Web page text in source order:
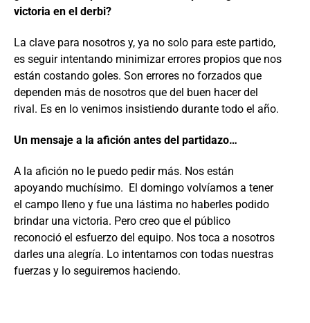
victoria en el derbi?
La clave para nosotros y, ya no solo para este partido,
es seguir intentando minimizar errores propios que nos
están costando goles. Son errores no forzados que
dependen más de nosotros que del buen hacer del
rival. Es en lo venimos insistiendo durante todo el año.
Un mensaje a la afición antes del partidazo…
A la afición no le puedo pedir más. Nos están
apoyando muchísimo. El domingo volvíamos a tener
el campo lleno y fue una lástima no haberles podido
brindar una victoria. Pero creo que el público
reconoció el esfuerzo del equipo. Nos toca a nosotros
darles una alegría. Lo intentamos con todas nuestras
fuerzas y lo seguiremos haciendo.